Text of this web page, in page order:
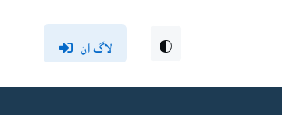
لاگ ان